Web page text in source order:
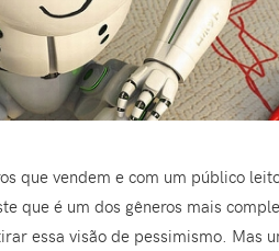
que vendem e com um público
que é um dos gêneros mais
essa visão de pessimismo. Mas